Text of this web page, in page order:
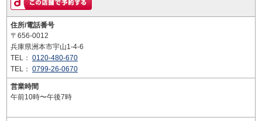
住所/電話番号
〒656-0012
兵庫県洲本市宇山1-4-6
TEL： 0120-480-670
TEL： 0799-26-0670
営業時間
午前10時〜午後7時